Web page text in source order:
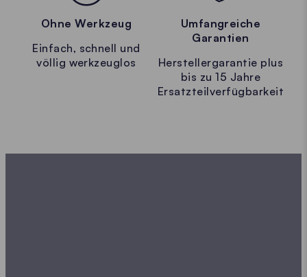
Ohne Werkzeug
Einfach, schnell und
völlig werkzeuglos
Umfangreiche
Garantien
Herstellergarantie plus
bis zu 15 Jahre
Ersatzteilverfügbarkeit